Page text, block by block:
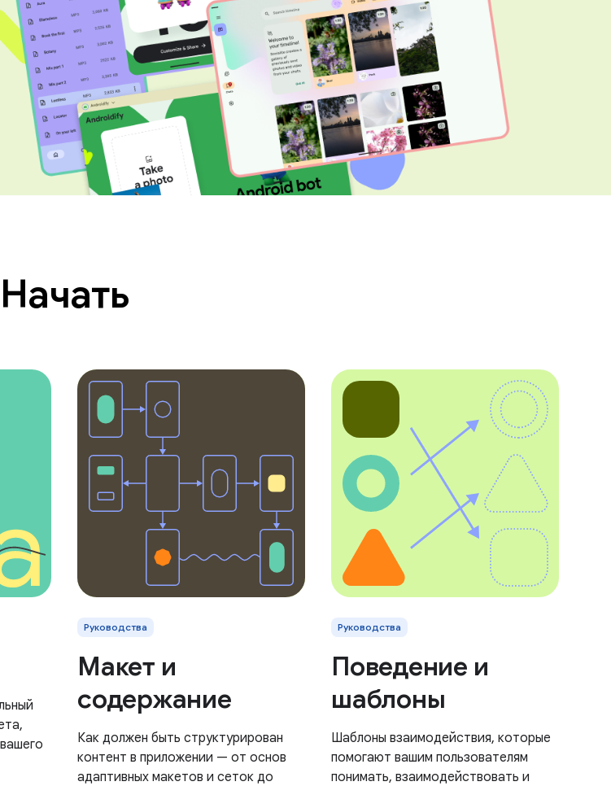
Начать
Руководства
Макет и
содержание
Как должен быть структурирован
контент в приложении — от основ
адаптивных макетов и сеток до
Руководства
Поведение и
шаблоны
Шаблоны взаимодействия, которые
помогают вашим пользователям
понимать, взаимодействовать и